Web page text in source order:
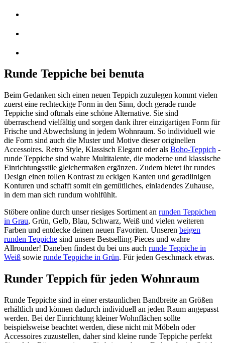
Runde Teppiche bei benuta
Beim Gedanken sich einen neuen Teppich zuzulegen kommt vielen
zuerst eine rechteckige Form in den Sinn, doch gerade runde
Teppiche sind oftmals eine schöne Alternative. Sie sind
überraschend vielfältig und sorgen dank ihrer einzigartigen Form für
Frische und Abwechslung in jedem Wohnraum. So individuell wie
die Form sind auch die Muster und Motive dieser originellen
Accessoires. Retro Style, Klassisch Elegant oder als Boho-Teppich -
runde Teppiche sind wahre Multitalente, die moderne und klassische
Einrichtungsstile gleichermaßen ergänzen. Zudem bietet ihr rundes
Design einen tollen Kontrast zu eckigen Kanten und geradlinigen
Konturen und schafft somit ein gemütliches, einladendes Zuhause,
in dem man sich rundum wohlfühlt.
Stöbere online durch unser riesiges Sortiment an runden Teppichen
in Grau, Grün, Gelb, Blau, Schwarz, Weiß und vielen weiteren
Farben und entdecke deinen neuen Favoriten. Unseren beigen
runden Teppiche sind unsere Bestselling-Pieces und wahre
Allrounder! Daneben findest du bei uns auch runde Teppiche in
Weiß sowie runde Teppiche in Grün. Für jeden Geschmack etwas.
Runder Teppich für jeden Wohnraum
Runde Teppiche sind in einer erstaunlichen Bandbreite an Größen
erhältlich und können dadurch individuell an jeden Raum angepasst
werden. Bei der Einrichtung kleiner Wohnflächen sollte
beispielsweise beachtet werden, diese nicht mit Möbeln oder
Accessoires zuzustellen, daher sind kleine runde Teppiche perfekt